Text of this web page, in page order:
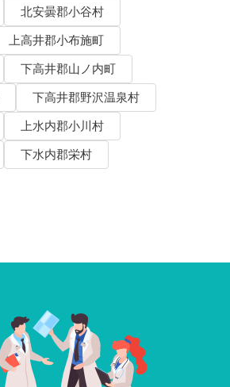
北安曇郡小谷村
上高井郡小布施町
下高井郡山ノ内町
下高井郡野沢温泉村
上水内郡小川村
下水内郡栄村